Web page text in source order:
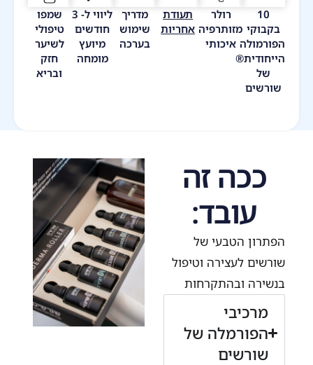
10
בקבוקי
הפורמולה
הייחודית®
של
שורשים
רולר
מזותרפיה
איכותי
תעודת
אחריות
מדריך
שימוש
בערכה
ליווי ל- 3
חודשים
מיועץ
מומחה
שמפו
טיפולי
לשיער
חזק
ובריא
ככה זה
עובד:
הפתרון הטבעי של
שורשים לעצירה וטיפול
בנשירה ובהתקרחות
מרכיבי
הפורמלה של
שורשים